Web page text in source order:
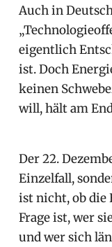
Auch in
eigentlich
ist. Doch
keinen
will, hält am
Der 22.
Einzelfall,
ist nicht, ob die
Frage ist, wer
und wer sich